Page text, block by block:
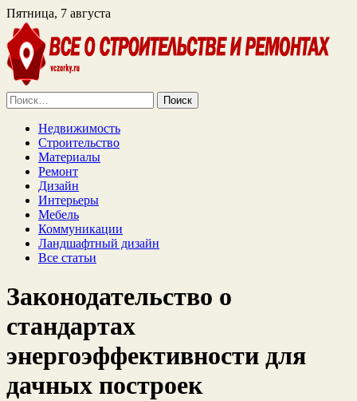
Пятница, 7 августа
Найти:
Недвижимость
Строительство
Материалы
Ремонт
Дизайн
Интерьеры
Мебель
Коммуникации
Ландшафтный дизайн
Все статьи
Законодательство о
стандартах
энергоэффективности для
дачных построек